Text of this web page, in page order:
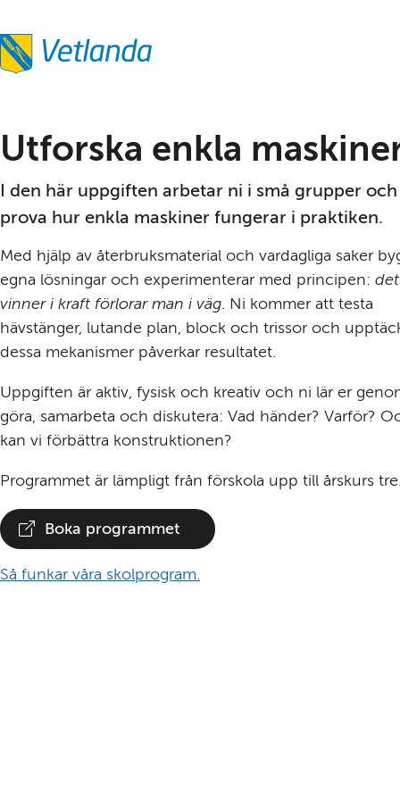
Utforska enkla
I den här uppgiften arbetar ni i små grupper
prova hur enkla maskiner fungerar i praktiken.
Med hjälp av återbruksmaterial och vardagliga saker
egna lösningar och experimenterar med principen:
vinner i kraft förlorar man i väg . Ni kommer att testa
hävstänger, lutande plan, block och trissor och
dessa mekanismer påverkar resultatet.
Uppgiften är aktiv, fysisk och kreativ och ni lär er
göra, samarbeta och diskutera: Vad händer? Varför?
kan vi förbättra konstruktionen?
Programmet är lämpligt från förskola upp till årskurs
Boka programmet
(Länk
till
annan
Så funkar våra skolprogram.